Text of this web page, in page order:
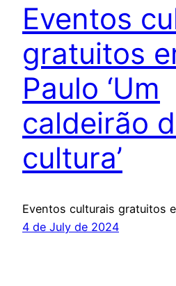
Eventos
gratuitos
Paulo ‘Um
caldeirão
cultura’
Eventos culturais gratuitos
4 de July de 2024